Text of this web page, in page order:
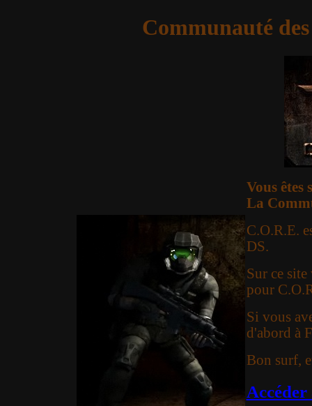
Communauté
Vous êtes
La
C.O.R.E.
DS.
Sur ce site
pour
Si vous
d'abord à
Bon surf,